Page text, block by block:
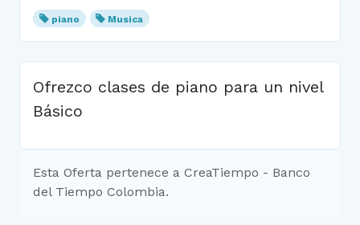
piano Musica
Ofrezco clases de piano para un nivel
Básico
Esta Oferta pertenece a CreaTiempo - Banco
del Tiempo Colombia.